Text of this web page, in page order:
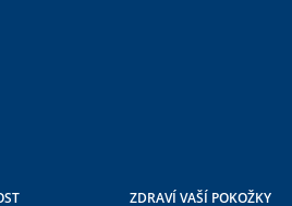
ZDRAVÍ VAŠÍ POKOŽKY